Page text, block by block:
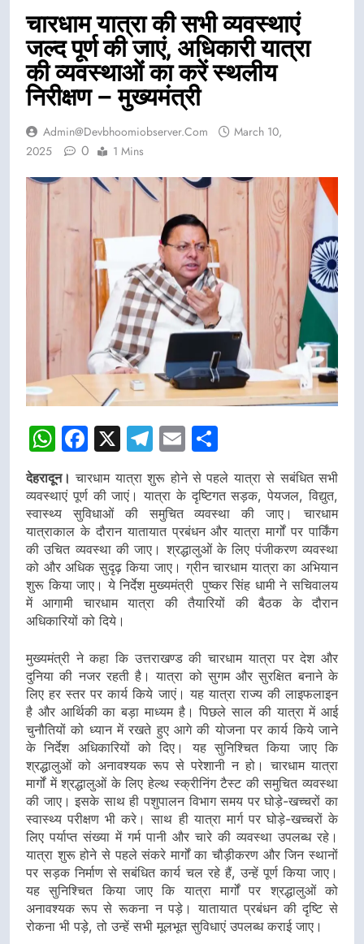
चारधाम यात्रा की सभी व्यवस्थाएं
जल्द पूर्ण की जाएं, अधिकारी यात्रा
की व्यवस्थाओं का करें स्थलीय
निरीक्षण – मुख्यमंत्री
Admin@devbhoomiobserver.com
March 10,
2025
0 1 Mins
WhatsApp
Facebook
X Telegram
Email
देहरादून। चारधाम यात्रा शुरू होने से पहले यात्रा से सबंधित सभी
व्यवस्थाएं पूर्ण की जाएं। यात्रा के दृष्टिगत सड़क, पेयजल, विद्युत,
स्वास्थ्य सुविधाओं की समुचित व्यवस्था की जाए। चारधाम
यात्राकाल के दौरान यातायात प्रबंधन और यात्रा मार्गों पर पार्किंग
की उचित व्यवस्था की जाए। श्रद्धालुओं के लिए पंजीकरण व्यवस्था
को और अधिक सुदृढ़ किया जाए। ग्रीन चारधाम यात्रा का अभियान
शुरू किया जाए। ये निर्देश मुख्यमंत्री पुष्कर सिंह धामी ने सचिवालय
में आगामी चारधाम यात्रा की तैयारियों की बैठक के दौरान
अधिकारियों को दिये।
मुख्यमंत्री ने कहा कि उत्तराखण्ड की चारधाम यात्रा पर देश और
दुनिया की नजर रहती है। यात्रा को सुगम और सुरक्षित बनाने के
लिए हर स्तर पर कार्य किये जाएं। यह यात्रा राज्य की लाइफलाइन
है और आर्थिकी का बड़ा माध्यम है। पिछले साल की यात्रा में आई
चुनौतियों को ध्यान में रखते हुए आगे की योजना पर कार्य किये जाने
के निर्देश अधिकारियों को दिए। यह सुनिश्चित किया जाए कि
श्रद्धालुओं को अनावश्यक रूप से परेशानी न हो। चारधाम यात्रा
मार्गों में श्रद्धालुओं के लिए हेल्थ स्क्रीनिंग टैस्ट की समुचित व्यवस्था
की जाए। इसके साथ ही पशुपालन विभाग समय पर घोड़े-खच्चरों का
स्वास्थ्य परीक्षण भी करे। साथ ही यात्रा मार्ग पर घोड़े-खच्चरों के
लिए पर्याप्त संख्या में गर्म पानी और चारे की व्यवस्था उपलब्ध रहे।
यात्रा शुरू होने से पहले संकरे मार्गों का चौड़ीकरण और जिन स्थानों
पर सड़क निर्माण से सबंधित कार्य चल रहे हैं, उन्हें पूर्ण किया जाए।
यह सुनिश्चित किया जाए कि यात्रा मार्गों पर श्रद्धालुओं को
अनावश्यक रूप से रूकना न पड़े। यातायात प्रबंधन की दृष्टि से
रोकना भी पड़े, तो उन्हें सभी मूलभूत सुविधाएं उपलब्ध कराई जाए।